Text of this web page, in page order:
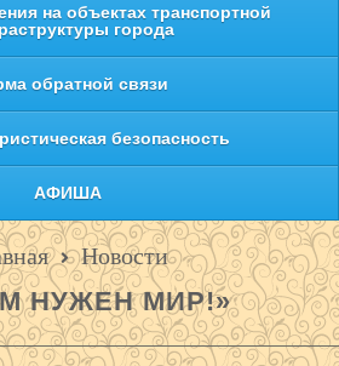
на объектах транспортной
города
обратной связи
безопасность
АФИША
Новости
НУЖЕН МИР!»